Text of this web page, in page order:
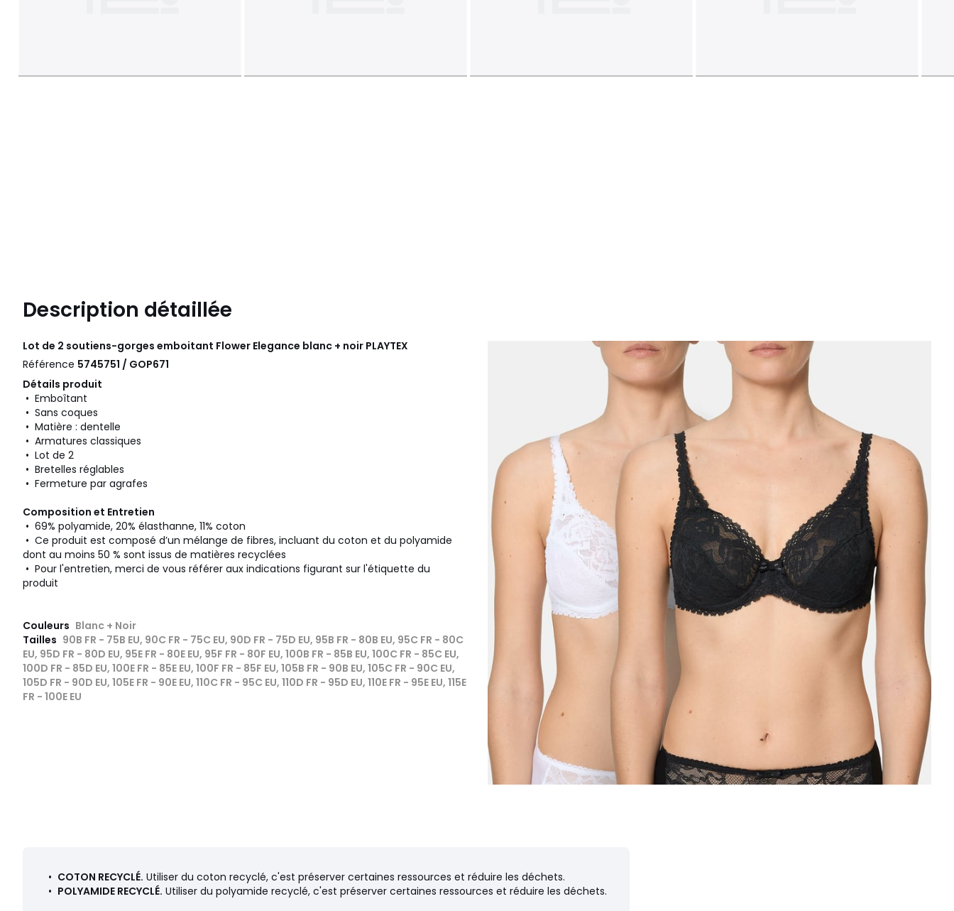
Description détaillée
Lot de 2 soutiens-gorges emboitant Flower Elegance blanc + noir PLAYTEX
Référence 5745751 / GOP671
Détails produit
• Emboîtant
• Sans coques
• Matière : dentelle
• Armatures classiques
• Lot de 2
• Bretelles réglables
• Fermeture par agrafes
Composition et Entretien
• 69% polyamide, 20% élasthanne, 11% coton
• Ce produit est composé d’un mélange de fibres, incluant du coton et du polyamide
dont au moins 50 % sont issus de matières recyclées
• Pour l'entretien, merci de vous référer aux indications figurant sur l'étiquette du
produit
Couleurs Blanc + Noir
Tailles 90B FR - 75B EU, 90C FR - 75C EU, 90D FR - 75D EU, 95B FR - 80B EU, 95C FR - 80C
EU, 95D FR - 80D EU, 95E FR - 80E EU, 95F FR - 80F EU, 100B FR - 85B EU, 100C FR - 85C EU,
100D FR - 85D EU, 100E FR - 85E EU, 100F FR - 85F EU, 105B FR - 90B EU, 105C FR - 90C EU,
105D FR - 90D EU, 105E FR - 90E EU, 110C FR - 95C EU, 110D FR - 95D EU, 110E FR - 95E EU, 115E
FR - 100E EU
• COTON RECYCLÉ. Utiliser du coton recyclé, c'est préserver certaines ressources et réduire les déchets.
• POLYAMIDE RECYCLÉ. Utiliser du polyamide recyclé, c'est préserver certaines ressources et réduire les déchets.